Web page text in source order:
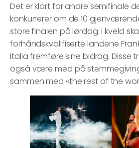
Det er klart for andre semifinale
konkurrerer om de 10
store finalen på lørdag. I kveld
forhåndskvalifiserte landene
Italia fremføre sine bidrag. Disse
også være med på
sammen med «the rest of the